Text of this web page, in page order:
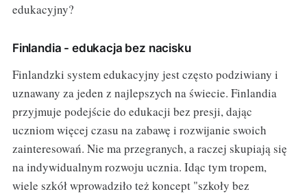
edukacyjny?
Finlandia - edukacja bez nacisku
Finlandzki system edukacyjny jest często podziwiany i
uznawany za jeden z najlepszych na świecie. Finlandia
przyjmuje podejście do edukacji bez presji, dając
uczniom więcej czasu na zabawę i rozwijanie swoich
zainteresowań. Nie ma przegranych, a raczej skupiają się
na indywidualnym rozwoju ucznia. Idąc tym tropem,
wiele szkół wprowadziło też koncept "szkoły bez